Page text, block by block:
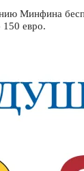
Минфина
150 евро.